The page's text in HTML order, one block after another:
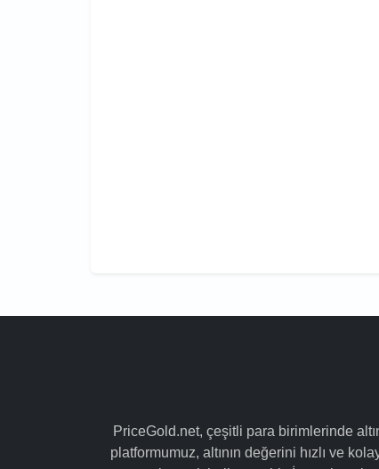
PriceGold.net, çeşitli para birimlerinde
platformumuz, altının değerini hızlı ve